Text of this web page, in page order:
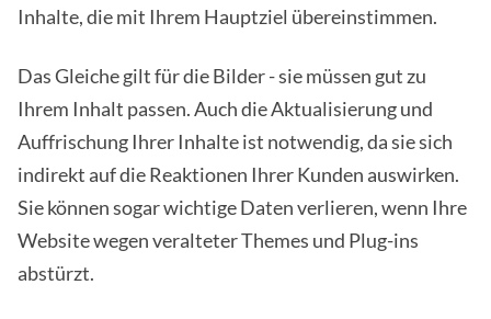
Inhalte, die mit Ihrem Hauptziel übereinstimmen.
Das Gleiche gilt für die Bilder - sie müssen gut zu
Ihrem Inhalt passen. Auch die Aktualisierung und
Auffrischung Ihrer Inhalte ist notwendig, da sie sich
indirekt auf die Reaktionen Ihrer Kunden auswirken.
Sie können sogar wichtige Daten verlieren, wenn Ihre
Website wegen veralteter Themes und Plug-ins
abstürzt.